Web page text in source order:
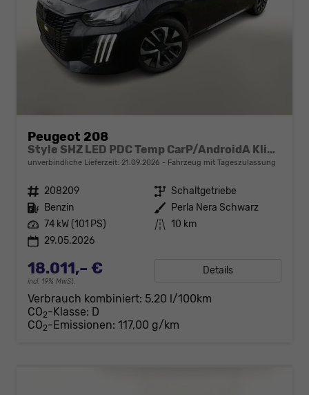
Peugeot 208
Style SHZ LED PDC Temp CarP/AndroidA Klima
unverbindliche Lieferzeit: 21.09.2026 Fahrzeug mit Tageszulassung
Fahrzeugnr. 208209 Getriebe Schaltgetriebe
Kraftstoff Benzin Außenfarbe Perla Nera Schwarz
Leistung 74 kW (101 PS) Kilometerstand 10 km
29.05.2026
18.011,– €
incl. 19% MwSt.
Details
Verbrauch kombiniert: 5,20 l/100km
CO2-Klasse: D
CO2-Emissionen: 117,00 g/km